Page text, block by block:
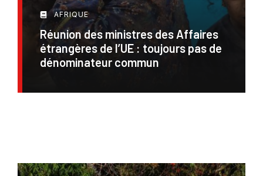
AFRIQUE
Réunion des ministres des Affaires
étrangères de l’UE : toujours pas de
dénominateur commun